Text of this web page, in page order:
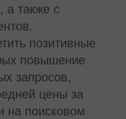
а также с
позитивные
повышение
запросов,
цены за
на поисковом